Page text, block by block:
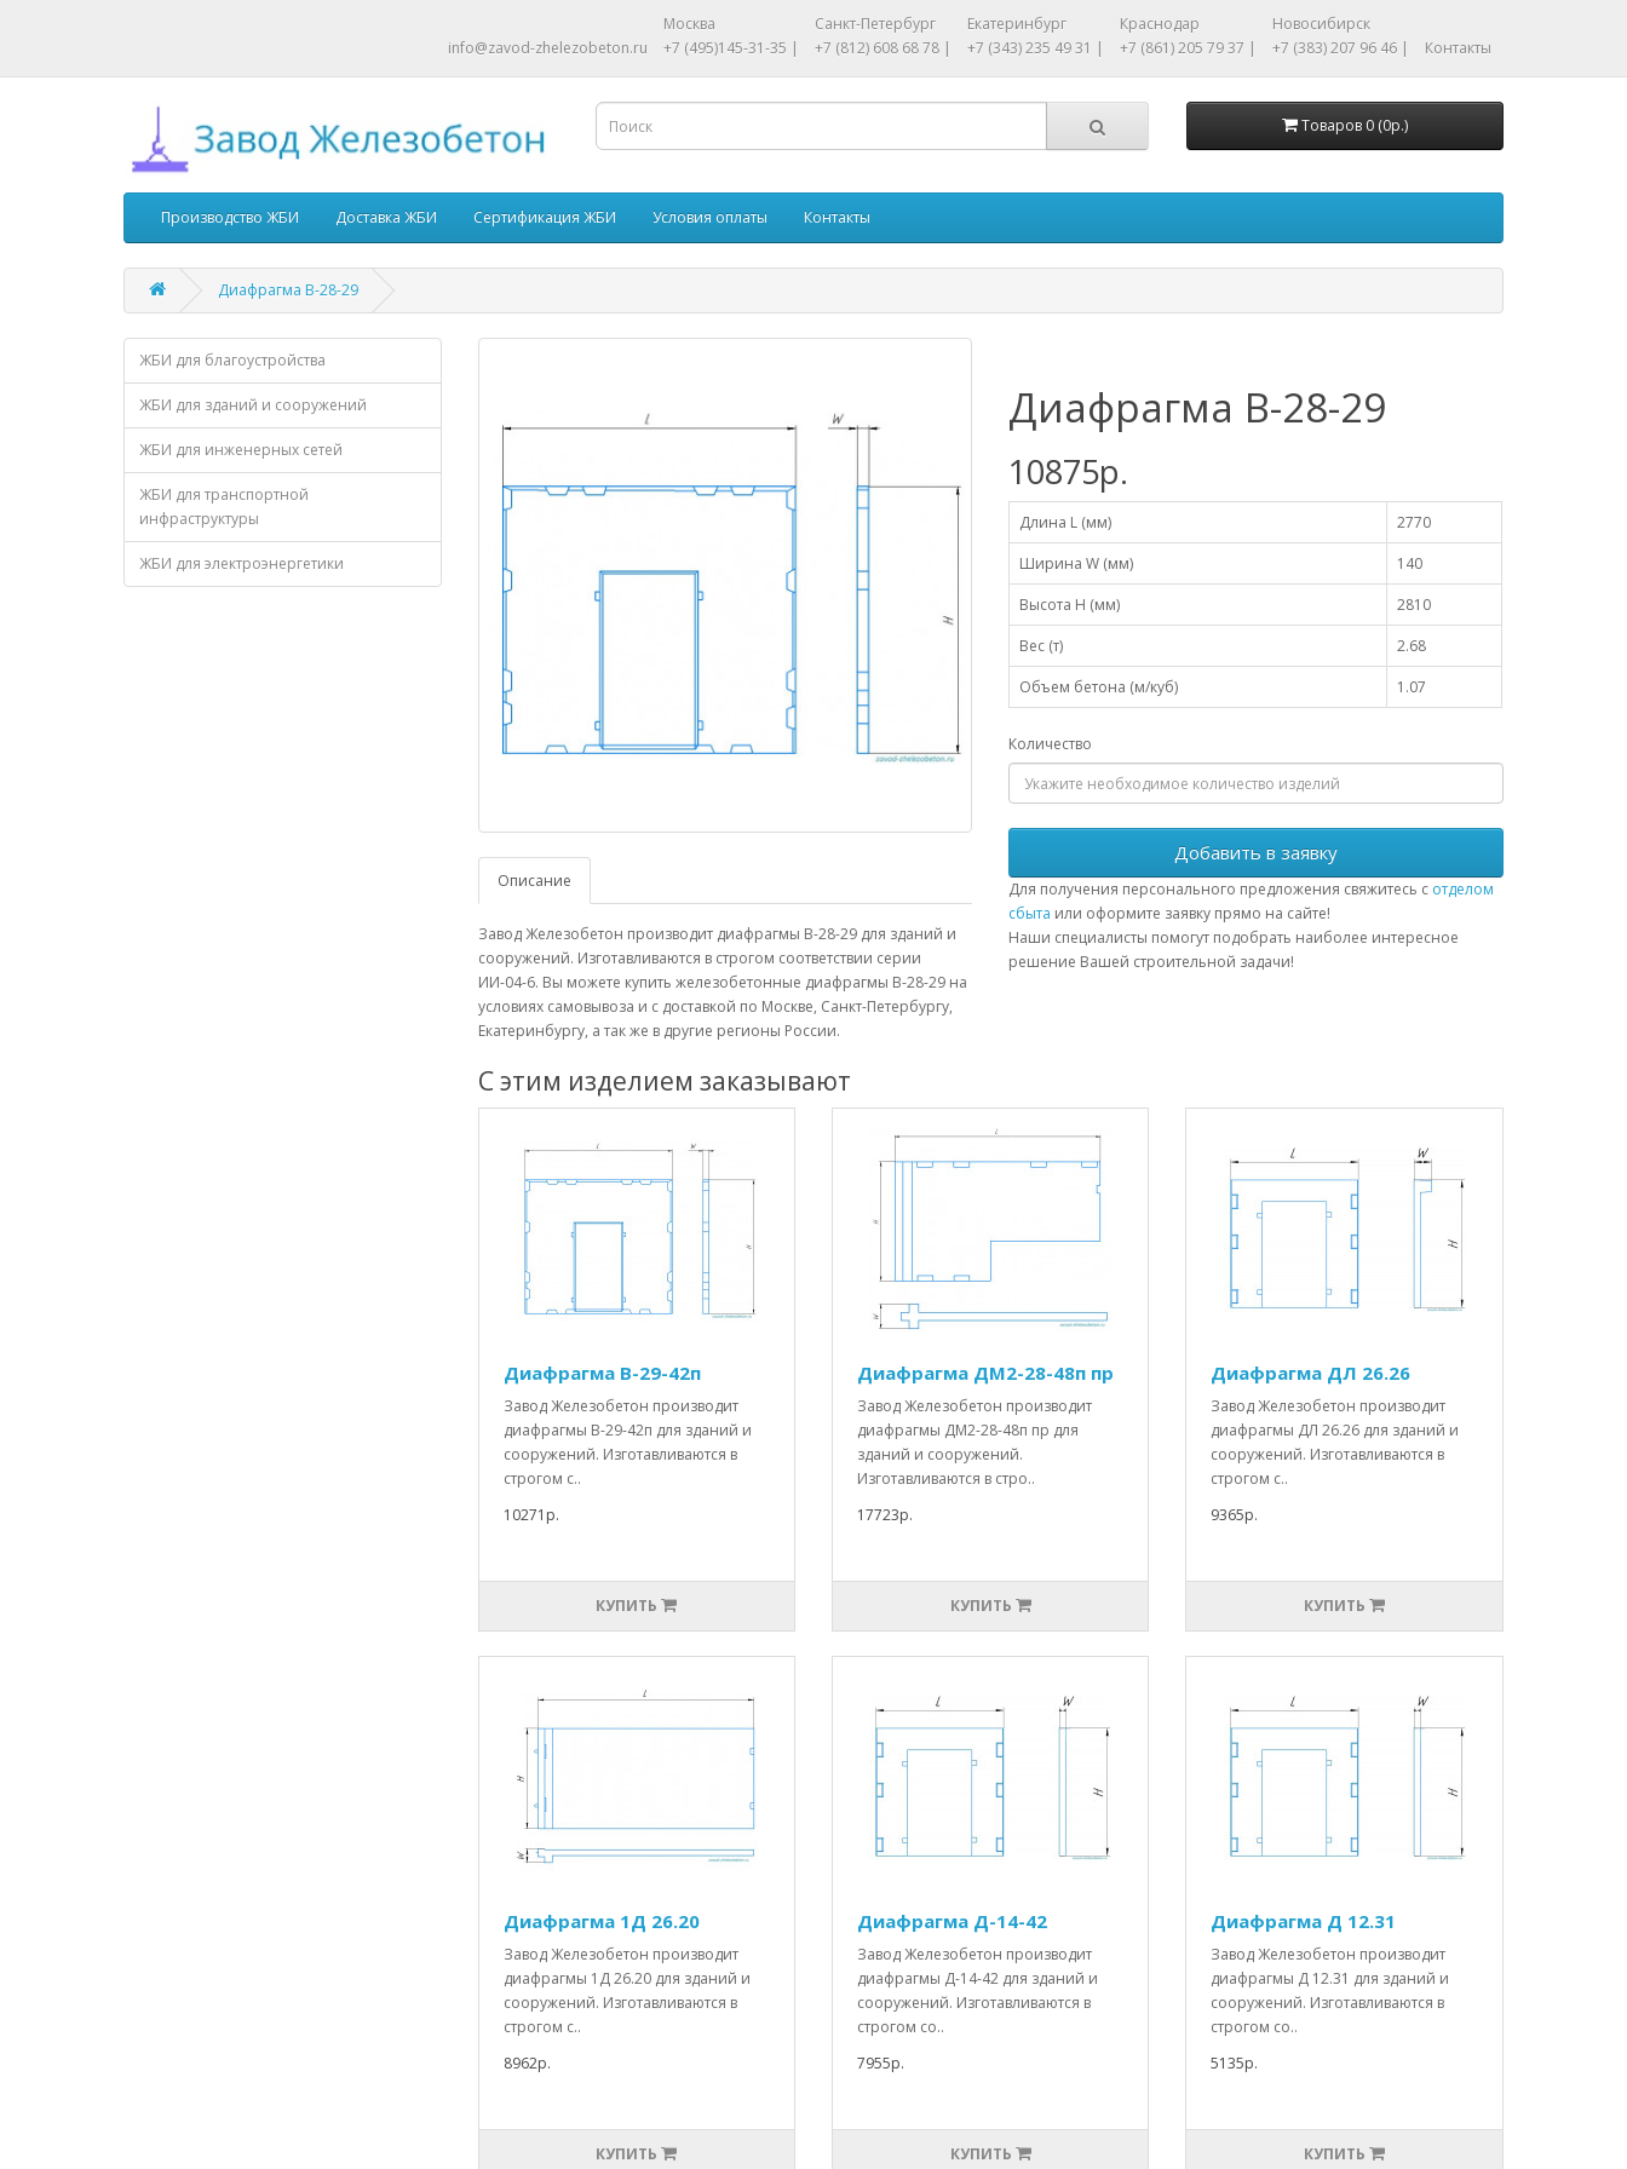
info@zavod-zhelezobeton.ru
Москва
+7 (495)145-31-35 |
Санкт-Петербург
+7 (812) 608 68 78 |
Екатеринбург
+7 (343) 235 49 31 |
Краснодар
+7 (861) 205 79 37 |
Новосибирск
+7 (383) 207 96 46 |
Контакты
Товаров 0 (0р.)
Производство ЖБИ Доставка ЖБИ Сертификация ЖБИ Условия оплаты Контакты
Диафрагма В-28-29
ЖБИ для благоустройства
ЖБИ для зданий и сооружений
ЖБИ для инженерных сетей
ЖБИ для транспортной
инфраструктуры
ЖБИ для электроэнергетики
Описание
Завод Железобетон производит диафрагмы В-28-29 для зданий и
сооружений. Изготавливаются в строгом соответствии серии
ИИ-04-6. Вы можете купить железобетонные диафрагмы В-28-29 на
условиях самовывоза и с доставкой по Москве, Санкт-Петербургу,
Екатеринбургу, а так же в другие регионы России.
Диафрагма В-28-29
10875р.
Длина L (мм)
2770
Ширина W (мм)
140
Высота H (мм)
2810
Вес (т)
2.68
Объем бетона (м/куб)
1.07
Количество
Добавить в заявку
Для получения персонального предложения свяжитесь с отделом
сбыта или оформите заявку прямо на сайте!
Наши специалисты помогут подобрать наиболее интересное
решение Вашей строительной задачи!
С этим изделием заказывают
Диафрагма В-29-42п
Завод Железобетон производит
диафрагмы В-29-42п для зданий и
сооружений. Изготавливаются в
строгом с..
10271р.
КУПИТЬ
Диафрагма ДМ2-28-48п пр
Завод Железобетон производит
диафрагмы ДМ2-28-48п пр для
зданий и сооружений.
Изготавливаются в стро..
17723р.
КУПИТЬ
Диафрагма ДЛ 26.26
Завод Железобетон производит
диафрагмы ДЛ 26.26 для зданий и
сооружений. Изготавливаются в
строгом с..
9365р.
КУПИТЬ
Диафрагма 1Д 26.20
Завод Железобетон производит
диафрагмы 1Д 26.20 для зданий и
сооружений. Изготавливаются в
строгом с..
8962р.
КУПИТЬ
Диафрагма Д-14-42
Завод Железобетон производит
диафрагмы Д-14-42 для зданий и
сооружений. Изготавливаются в
строгом со..
7955р.
КУПИТЬ
Диафрагма Д 12.31
Завод Железобетон производит
диафрагмы Д 12.31 для зданий и
сооружений. Изготавливаются в
строгом со..
5135р.
КУПИТЬ